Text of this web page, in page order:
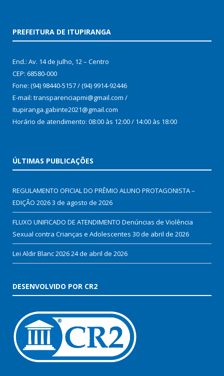
PREFEITURA DE ITUPIRANGA
End.: Av. 14 de julho, 12 – Centro
CEP: 68580-000
Fone: (94) 98440-5157 / (94) 9914-92446
E-mail: transparenciapmi@gmail.com /
Itupiranga.gabinte2021@gmail.com
Horário de atendimento: 08:00 às 12:00 / 14:00 às 18:00
ÚLTIMAS PUBLICAÇÕES
REGULAMENTO OFICIAL DO PRÊMIO ALUNO PROTAGONISTA –
EDIÇÃO 20263 de agosto de 2026
FLUXO UNIFICADO DE ATENDIMENTO Denúncias de Violência
Sexual contra Crianças e Adolescentes 30 de abril de 2026
Lei Aldir Blanc 202624 de abril de 2026
DESENVOLVIDO POR CR2